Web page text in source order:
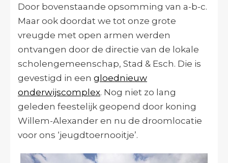
Door bovenstaande opsomming van a-b-c.
Maar ook doordat we tot onze grote
vreugde met open armen werden
ontvangen door de directie van de lokale
scholengemeenschap, Stad & Esch. Die is
gevestigd in een gloednieuw
onderwijscomplex. Nog niet zo lang
geleden feestelijk geopend door koning
Willem-Alexander en nu de droomlocatie
voor ons ‘jeugdtoernooitje’.